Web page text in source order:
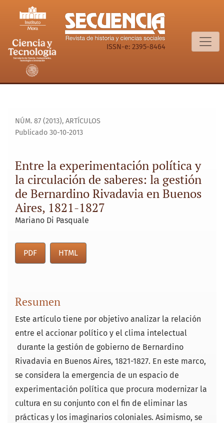
Entre la experimentación política y la circulación de
ISSN-e: 2395-8464
NÚM. 87 (2013), ARTÍCULOS
Entre la experimentación política y
la circulación de saberes: la gestión
de Bernardino Rivadavia en Buenos
Aires, 1821-1827
Publicado 30-10-2013
Mariano Di Pasquale
PDF HTML
Resumen
Este artículo tiene por objetivo analizar la relación
entre el accionar político y el clima intelectual
durante la gestión de gobierno de Bernardino
Rivadavia en Buenos Aires, 1821-1827. En este marco,
se considera la emergencia de un espacio de
experimentación política que procura modernizar la
cultura en su conjunto con el fin de eliminar las
prácticas y los imaginarios coloniales. Asimismo, se